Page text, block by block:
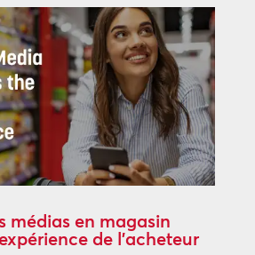
médias en magasin
de l’acheteur